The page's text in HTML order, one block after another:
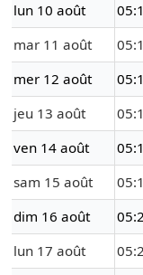
lun 10 août
mar 11 août
mer 12 août
jeu 13 août
ven 14 août
sam 15 août
dim 16 août
lun 17 août